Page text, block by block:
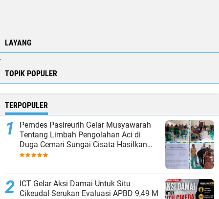
LAYANG
.
TOPIK POPULER
TERPOPULER
Pemdes Pasireurih Gelar Musyawarah
Tentang Limbah Pengolahan Aci di
Duga Cemari Sungai Cisata Hasilkan
Kesepakatan Tutup Sementara
ICT Gelar Aksi Damai Untuk Situ
Cikeudal Serukan Evaluasi APBD 9,49 M